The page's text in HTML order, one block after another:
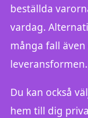
beställda
vardag.
många fall
leveransformen.
Du kan också
hem till dig